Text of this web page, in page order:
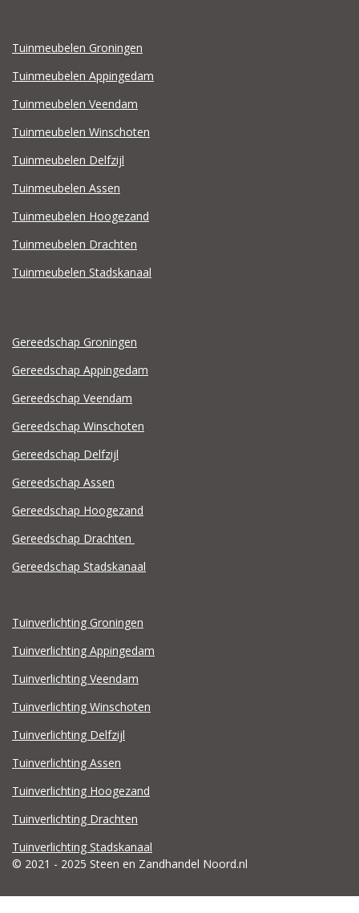
Tuinmeubelen Groningen
Tuinmeubelen Appingedam
Tuinmeubelen Veendam
Tuinmeubelen Winschoten
Tuinmeubelen Delfzijl
Tuinmeubelen Assen
Tuinmeubelen Hoogezand
Tuinmeubelen Drachten
Tuinmeubelen Stadskanaal
Gereedschap Groningen
Gereedschap Appingedam
Gereedschap Veendam
Gereedschap Winschoten
Gereedschap Delfzijl
Gereedschap Assen
Gereedschap Hoogezand
Gereedschap Drachten
Gereedschap Stadskanaal
Tuinverlichting Groningen
Tuinverlichting Appingedam
Tuinverlichting Veendam
Tuinverlichting Winschoten
Tuinverlichting Delfzijl
Tuinverlichting Assen
Tuinverlichting Hoogezand
Tuinverlichting Drachten
Tuinverlichting Stadskanaal
© 2021 - 2025 Steen en Zandhandel Noord.nl